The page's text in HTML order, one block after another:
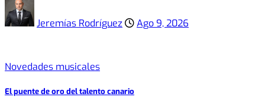
Jeremías Rodríguez Ago 9, 2026
Novedades musicales
El puente de oro del talento canario